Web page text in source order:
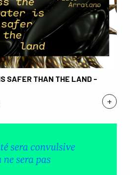
+
SAFER THAN THE LAND -